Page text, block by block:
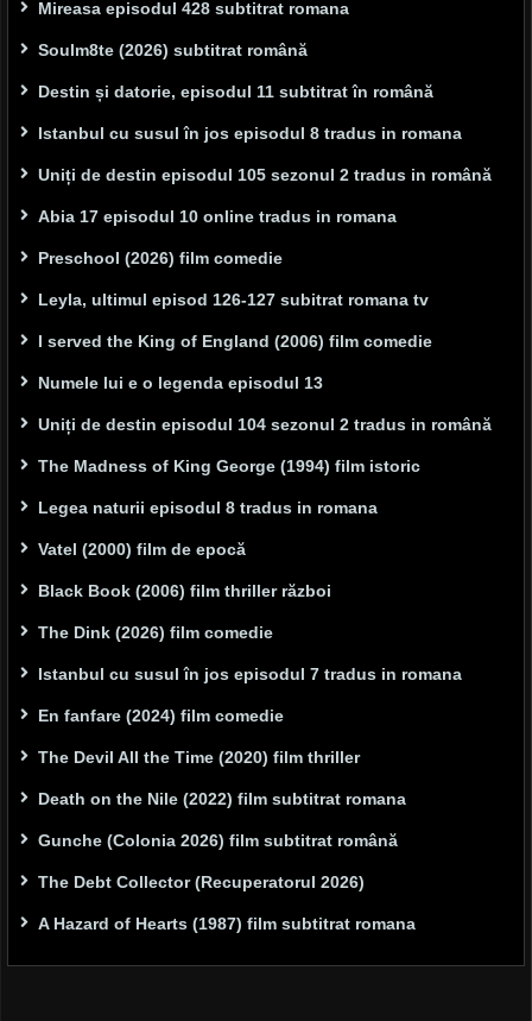
Mireasa episodul 428 subtitrat romana
Soulm8te (2026) subtitrat română
Destin și datorie, episodul 11 subtitrat în română
Istanbul cu susul în jos episodul 8 tradus in romana
Uniți de destin episodul 105 sezonul 2 tradus in română
Abia 17 episodul 10 online tradus in romana
Preschool (2026) film comedie
Leyla, ultimul episod 126-127 subitrat romana tv
I served the King of England (2006) film comedie
Numele lui e o legenda episodul 13
Uniți de destin episodul 104 sezonul 2 tradus in română
The Madness of King George (1994) film istoric
Legea naturii episodul 8 tradus in romana
Vatel (2000) film de epocă
Black Book (2006) film thriller război
The Dink (2026) film comedie
Istanbul cu susul în jos episodul 7 tradus in romana
En fanfare (2024) film comedie
The Devil All the Time (2020) film thriller
Death on the Nile (2022) film subtitrat romana
Gunche (Colonia 2026) film subtitrat română
The Debt Collector (Recuperatorul 2026)
A Hazard of Hearts (1987) film subtitrat romana